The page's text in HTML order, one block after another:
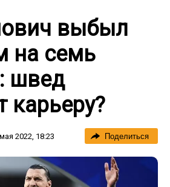
выбыл
на семь
швед
карьеру?
2022, 18:23 Поделиться